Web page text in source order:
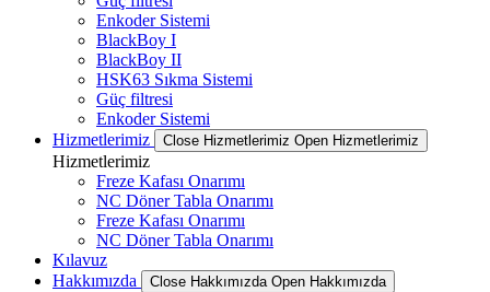
Enkoder Sistemi
BlackBoy I
BlackBoy II
HSK63 Sıkma Sistemi
Güç filtresi
Enkoder Sistemi
Hizmetlerimiz
Close Hizmetlerimiz Open Hizmetlerimiz
Hizmetlerimiz
Freze Kafası Onarımı
NC Döner Tabla Onarımı
Freze Kafası Onarımı
NC Döner Tabla Onarımı
Kılavuz
Hakkımızda
Close Hakkımızda Open Hakkımızda